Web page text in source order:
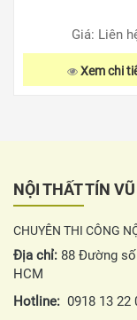
Giá: Liên
Xem chi
NỘI THẤT TÍN VŨ
CHUYÊN THI CÔNG
Địa chỉ: 88 Đường số
HCM
Hotline: 0918 13 22